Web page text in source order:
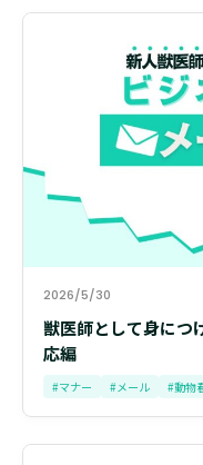
2026/5/30
獣医師として身につ
応編
#マナー #メール #動物